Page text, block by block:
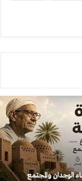
الوجدان والمجتمع